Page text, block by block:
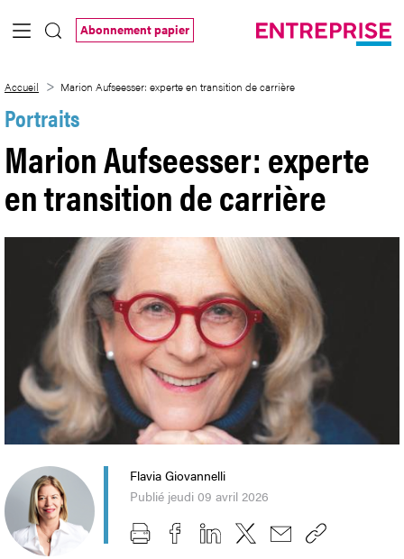
Saut au contenu principal
Abonnement papier
Accueil Marion Aufseesser: experte en transition de carrière
Portraits
Marion Aufseesser: experte
en transition de carrière
Flavia Giovannelli
Publié jeudi 09 avril 2026